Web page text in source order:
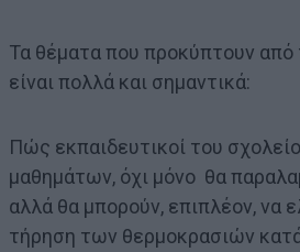
Τα θέματα που προκύπτουν από
είναι πολλά και σημαντικά:
Πώς εκπαιδευτικοί του
μαθημάτων, όχι μόνο θα
αλλά θα μπορούν, επιπλέον, να
τήρηση των θερμοκρασιών